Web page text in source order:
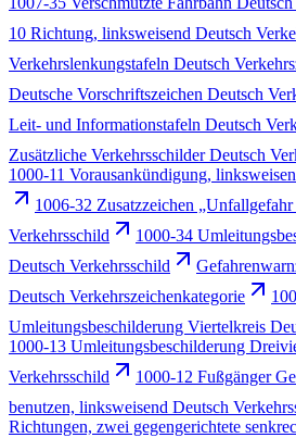
10 Richtung, linksweisend Deutsch
Verkehrslenkungstafeln Deutsch
Deutsche Vorschriftszeichen Deutsch
Leit- und Informationstafeln Deutsch
Zusätzliche Verkehrsschilder Deutsch
1000-11 Vorausankündigung,
1006-32 Zusatzzeichen
Verkehrsschild
1000-34
Deutsch Verkehrsschild
Deutsch Verkehrszeichenkategorie
Umleitungsbeschilderung Viertelkreis
1000-13 Umleitungsbeschilderung
Verkehrsschild
1000-12 Fußgänger
benutzen, linksweisend Deutsch
Richtungen, zwei gegengerichtete